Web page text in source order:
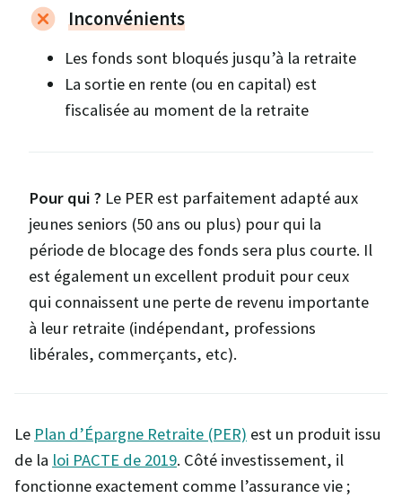
Inconvénients
Les fonds sont bloqués jusqu’à la retraite
La sortie en rente (ou en capital) est
fiscalisée au moment de la retraite
Pour qui ? Le PER est parfaitement adapté aux
jeunes seniors (50 ans ou plus) pour qui la
période de blocage des fonds sera plus courte. Il
est également un excellent produit pour ceux
qui connaissent une perte de revenu importante
à leur retraite (indépendant, professions
libérales, commerçants, etc).
Le Plan d’Épargne Retraite (PER) est un produit issu
de la loi PACTE de 2019. Côté investissement, il
fonctionne exactement comme l’assurance vie ;